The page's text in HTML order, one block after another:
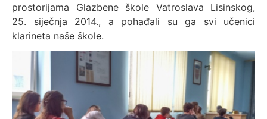
prostorijama Glazbene škole Vatroslava Lisinskog,
25. siječnja 2014., a pohađali su ga svi učenici
klarineta naše škole.